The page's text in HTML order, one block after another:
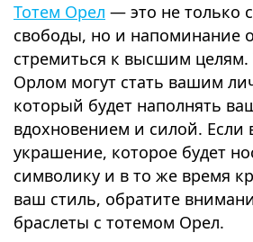
Тотем Орел — это не только
свободы, но и напоминание
стремиться к высшим
Орлом могут стать вашим
который будет наполнять
вдохновением и силой. Если
украшение, которое будет
символику и в то же время
ваш стиль, обратите
браслеты с тотемом Орел.